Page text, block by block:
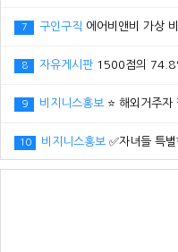
7 구인구직 에어비앤비 가상
8 자유게시판 1500점의
9 비지니스홍보 ⭐ 해외거주자 필
10 비지니스홍보 ✅자녀들 특별한